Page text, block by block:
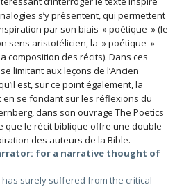
s’y présentent, qui permettent
par son biais » poétique » (le
sens aristotélicien, la » poétique »
composition des récits). Dans ces
limitant aux leçons de l’Ancien
est, sur ce point également, la
en se fondant sur les réflexions du
dans son ouvrage The Poetics
que le récit biblique offre une double
des auteurs de la Bible.
for a narrative thought of
surely suffered from the critical